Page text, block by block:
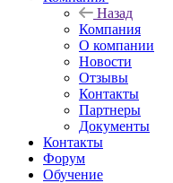
Назад
Компания
О компании
Новости
Отзывы
Контакты
Партнеры
Документы
Контакты
Форум
Обучение